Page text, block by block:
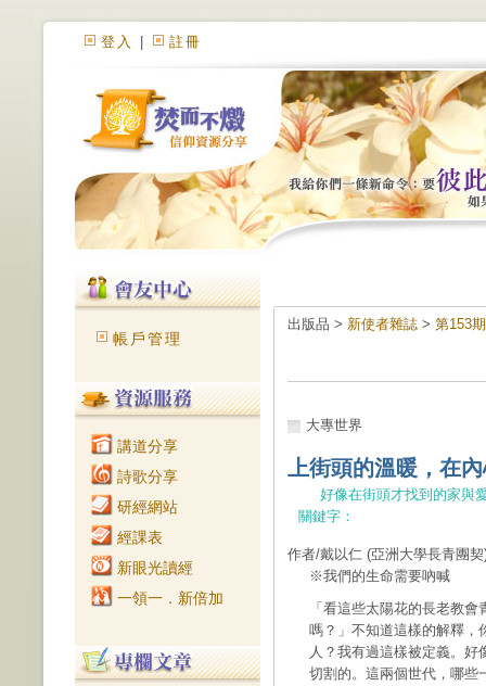
登入 註冊
帳戶管理
講道分享
詩歌分享
研經網站
經課表
新眼光讀經
一領一．新倍加
出版品 > 新使者雜誌 > 第153
大專世界
上街頭的溫暖，在
好像在街頭才找到的家與
關鍵字：
作者/戴以仁 (亞洲大學長青團契
※我們的生命需要吶喊
「看這些太陽花的長老教
嗎？」不知道這樣的解釋，
人？我有過這樣被定義。
切割的。這兩個世代，哪些